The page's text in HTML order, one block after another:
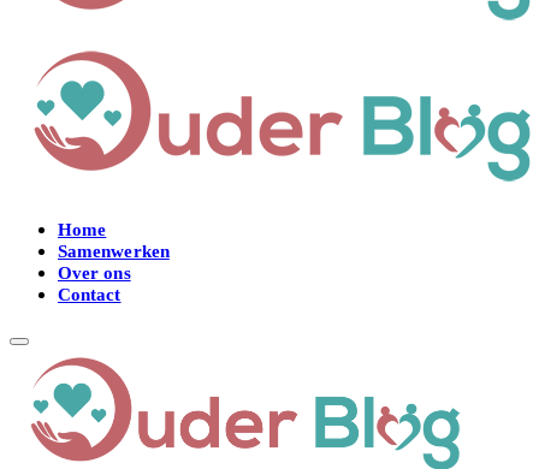
Home
Samenwerken
Over ons
Contact